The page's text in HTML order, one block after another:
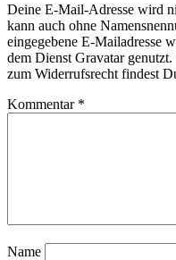
Deine E-Mail-Adresse wird
kann auch ohne
eingegebene E-Mailadresse
dem Dienst Gravatar
zum Widerrufsrecht findest
Kommentar *
Name